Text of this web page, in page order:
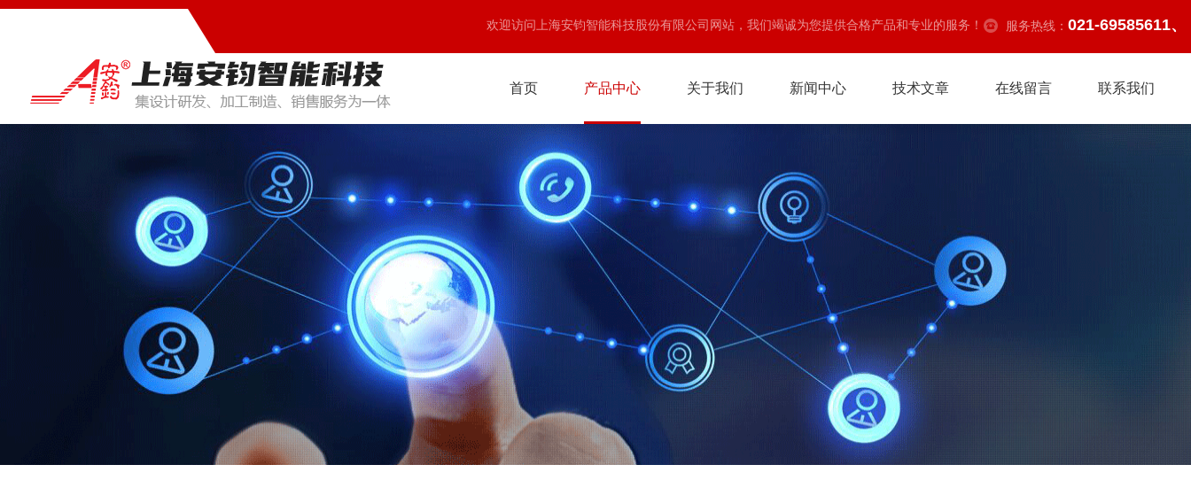
欢迎访问上海安钧智能科技股份有限公司网站，我们竭诚为您提供合格产品和专业的服务！ 服务热线： 021-69585611、
首页 产品中心 关于我们 新闻中心 技术文章 在线留言 联系我们